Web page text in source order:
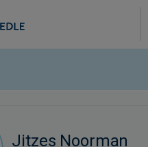
Jitzes Noorman